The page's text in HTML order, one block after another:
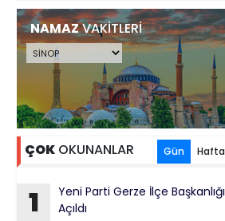
NAMAZVAKİTLERİ
ÇOK OKUNANLAR Gün Hafta
1
Yeni Parti Gerze İlçe Başkanlığı
Açıldı